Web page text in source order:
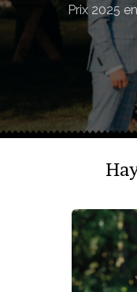
Prix 2025